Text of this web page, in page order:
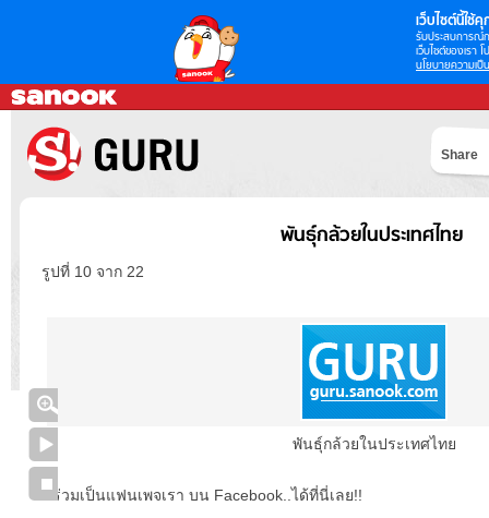
เว็บไซต์นี้ใช้คุ
รับประสบการณ์
เว็บไซต์ของเรา
นโยบายความเป็
Share
พันธุ์กล้วยในประเทศไทย
รูปที่ 10 จาก 22
พันธุ์กล้วยในประเทศไทย
ร่วมเป็นแฟนเพจเรา บน Facebook..ได้ที่นี่เลย!!